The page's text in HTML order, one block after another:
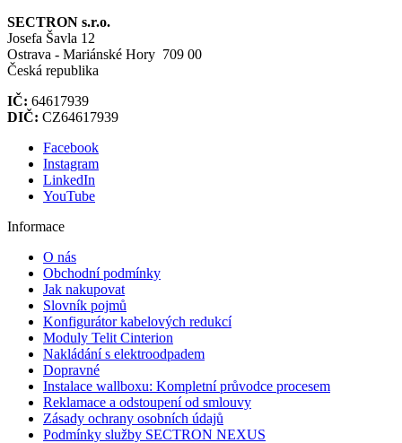
SECTRON s.r.o.
Josefa Šavla 12
Ostrava - Mariánské Hory 709 00
Česká republika
IČ: 64617939
DIČ: CZ64617939
Facebook
Instagram
LinkedIn
YouTube
Informace
O nás
Obchodní podmínky
Jak nakupovat
Slovník pojmů
Konfigurátor kabelových redukcí
Moduly Telit Cinterion
Nakládání s elektroodpadem
Dopravné
Instalace wallboxu: Kompletní průvodce procesem
Reklamace a odstoupení od smlouvy
Zásady ochrany osobních údajů
Podmínky služby SECTRON NEXUS